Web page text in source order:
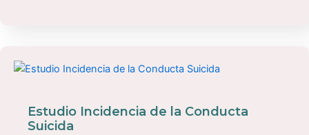
Estudio Incidencia de la Conducta
Suicida